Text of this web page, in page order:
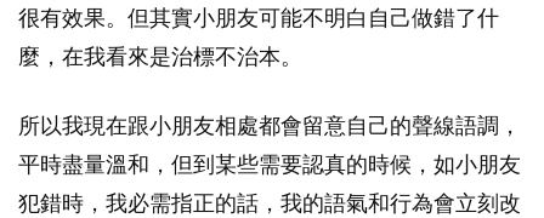
很有效果。但其實小朋友可能不明白自己做錯了什
麼，在我看來是治標不治本。
所以我現在跟小朋友相處都會留意自己的聲線語調，
平時盡量溫和，但到某些需要認真的時候，如小朋友
犯錯時，我必需指正的話，我的語氣和行為會立刻改